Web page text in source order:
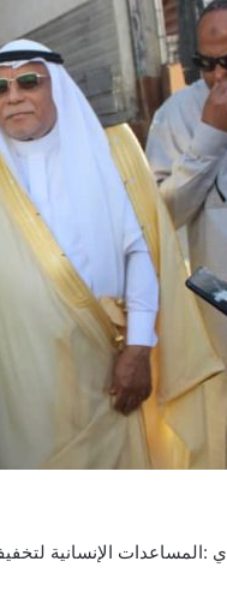
إ
ت
ر
و
ن
:المساعدات الإنسانية